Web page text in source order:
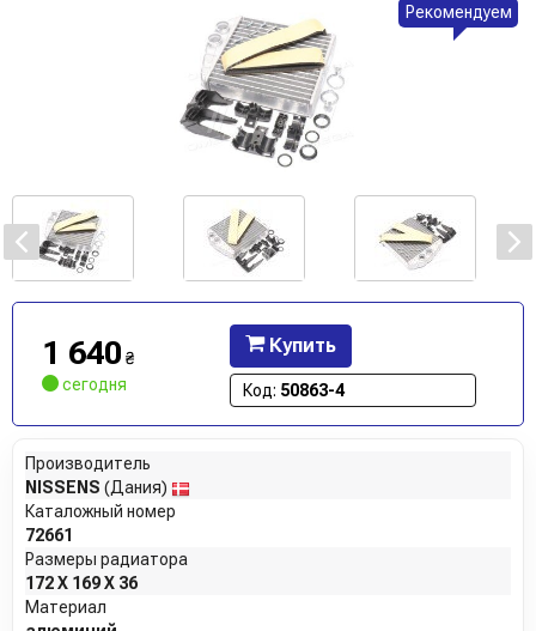
Рекомендуем
1 640 ₴
сегодня
Купить
Код: 50863-4
Производитель
NISSENS (Дания)
Каталожный номер
72661
Размеры радиатора
172 X 169 X 36
Материал